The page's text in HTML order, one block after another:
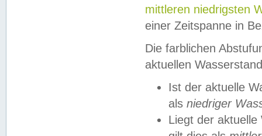
mittleren niedrigsten
einer Zeitspanne in
Die farblichen
aktuellen
Ist der aktuelle
als niedriger
Liegt der